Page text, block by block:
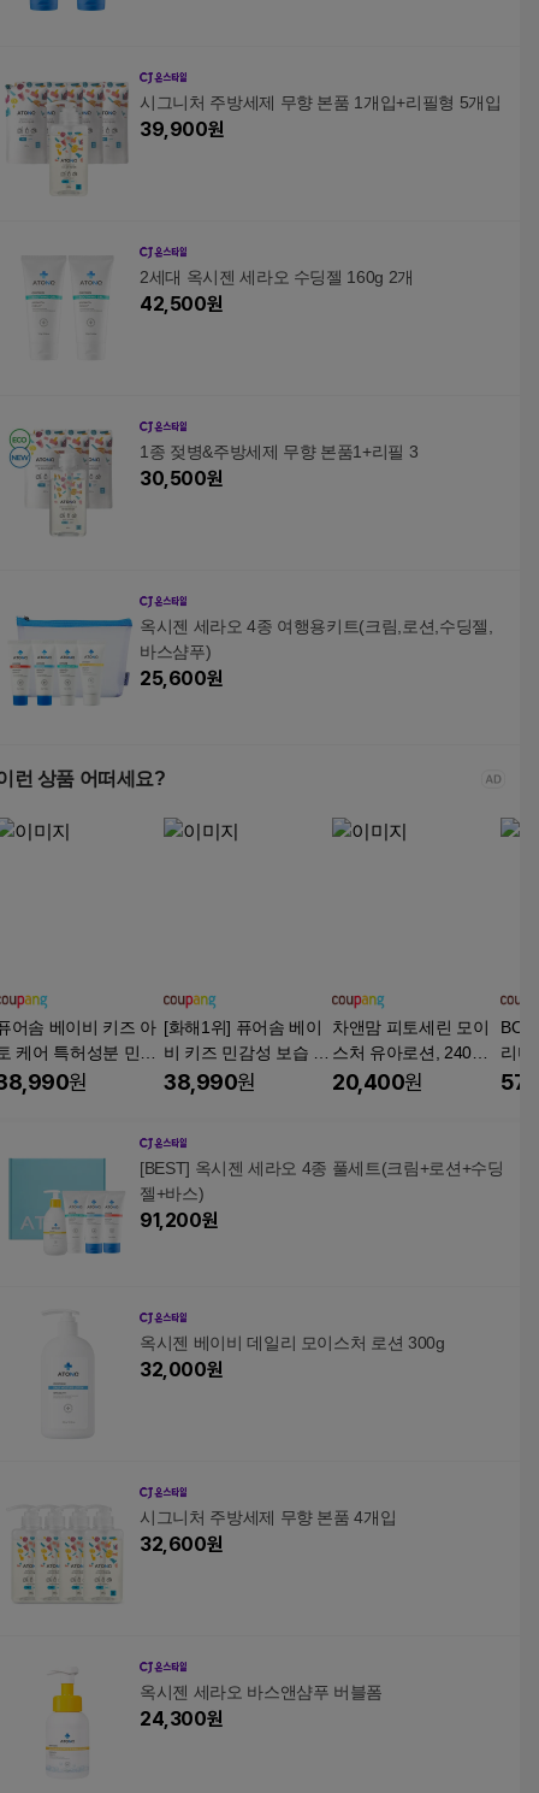
시그니처 주방세제 무향 본품 1개입+리필형 5개입
39,900원
2세대 옥시젠 세라오 수딩젤 160g 2개
42,500원
1종 젖병&주방세제 무향 본품1+리필 3
30,500원
옥시젠 세라오 4종 여행용키트(크림,로션,수딩젤,
바스샴푸)
25,600원
런 상품 어떠세요?
어솜 베이비 키즈 아
케어 특허성분 민감
진정 순수 로션, 2개,
원
[화해1위] 퓨어솜 베이
비 키즈 민감성 보습 아
토 케어 순수 샴푸앤바
38,990원
차앤맘 피토세린 모이
스처 유아로션, 240ml,
1개
20,400원
리미
3개,
[BEST] 옥시젠 세라오 4종 풀세트(크림+로션+수딩
젤+바스)
91,200원
옥시젠 베이비 데일리 모이스처 로션 300g
32,000원
시그니처 주방세제 무향 본품 4개입
32,600원
옥시젠 세라오 바스앤샴푸 버블폼
24,300원